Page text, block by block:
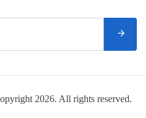
2026. All rights reserved.